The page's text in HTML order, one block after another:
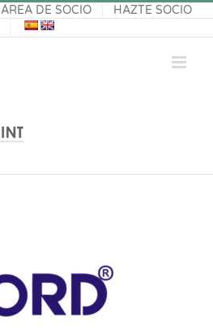
ÁREA DE SOCIO HAZTE SOCIO